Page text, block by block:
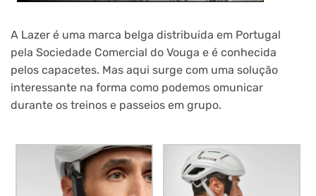
A Lazer é uma marca belga distribuida em Portugal
pela Sociedade Comercial do Vouga e é conhecida
pelos capacetes. Mas aqui surge com uma solução
interessante na forma como podemos omunicar
durante os treinos e passeios em grupo.